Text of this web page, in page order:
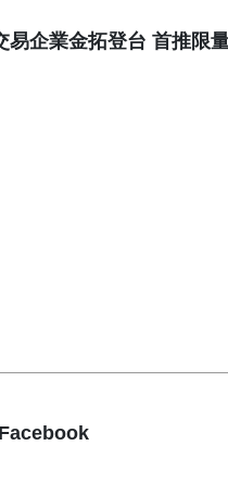
易企業金拓登台 首推限